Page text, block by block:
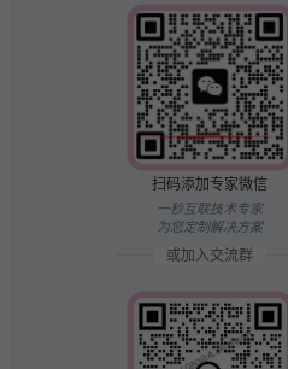
扫码添加专家微信
一秒互联技术专家
为您定制解决方案
或加入交流群